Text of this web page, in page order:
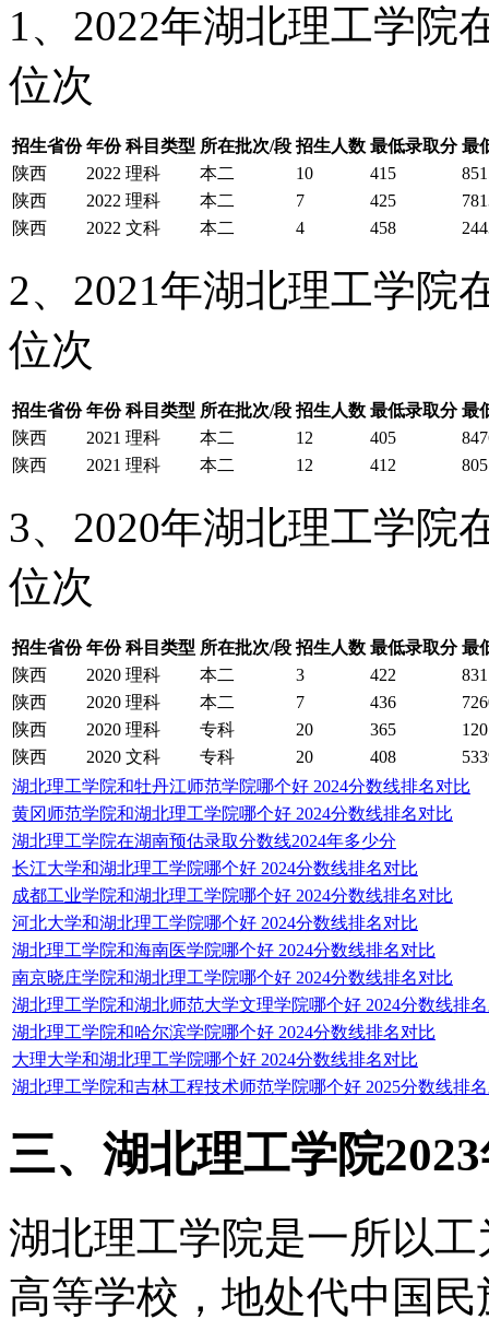
1、2022年湖北理工学院
位次
招生省份 年份 科目类型 所在批次/段 招生人数 最低录取分 最
陕西
2022 理科 本二 10 415
陕西
2022 理科 本二 7 425
陕西
2022 文科 本二 4 458
2、2021年湖北理工学院
位次
招生省份 年份 科目类型 所在批次/段 招生人数 最低录取分 最
陕西
2021 理科 本二 12 405
陕西
2021 理科 本二 12 412
3、2020年湖北理工学院
位次
招生省份 年份 科目类型 所在批次/段 招生人数 最低录取分 最
陕西
2020 理科 本二 3 422
陕西
2020 理科 本二 7 436
陕西
2020 理科 专科 20 365
陕西
2020 文科 专科 20 408
湖北理工学院和牡丹江师范学院哪个好 2024分数线排名对比
黄冈师范学院和湖北理工学院哪个好 2024分数线排名对比
湖北理工学院在湖南预估录取分数线2024年多少分
长江大学和湖北理工学院哪个好 2024分数线排名对比
成都工业学院和湖北理工学院哪个好 2024分数线排名对比
河北大学和湖北理工学院哪个好 2024分数线排名对比
湖北理工学院和海南医学院哪个好 2024分数线排名对比
南京晓庄学院和湖北理工学院哪个好 2024分数线排名对比
湖北理工学院和湖北师范大学文理学院哪个好 2024分数线排
湖北理工学院和哈尔滨学院哪个好 2024分数线排名对比
大理大学和湖北理工学院哪个好 2024分数线排名对比
湖北理工学院和吉林工程技术师范学院哪个好 2025分数线排
三、湖北理工学院
湖北理工学院是一所以
高等学校，地处代中国